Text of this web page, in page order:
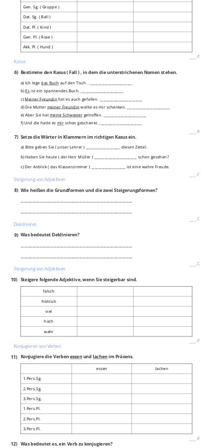
Gen. Sg. ( Gruppe )
Dat. Sg. ( Ball )
Dat. Pl. ( Kind )
Gen. Pl. ( Rose )
Akk. Pl. ( Hund )
/5P
Kasus
6) Bestimme den Kasus ( Fall ) , in dem die unterstrichenen Nomen stehen.
a) Ich legedas Buch auf den Tisch . _________________________
b)Esist ein spannendes Buch. _________________________
c)Meiner Freundinhat es auch gefallen. _________________________
d) Die Mutter meiner Freundinwollte es mir schenken. _________________________
e) Aber Sie hatmeine Schwester getroffen. _________________________
f) Und die hatte es mir schon geschenkt. _________________________
/6P
7) Setze die Wörter in Klammern im richtigen Kasus ein.
a) Bitte geben Sie ( unser Lehrer ) ____________________ diesen Zettel.
b) Haben Sie heute ( der Herr Müller ) _________________________ schon gesehen?
c) Der Anblick ( das Klassenzimmer ) ____________________ ist eine wahre Freude.
/3P
Steigerung von Adjektiven
8) Wie heißen die Grundformen und die zwei Steigerungsformen?
/3P
Deklinieren
9) Was bedeutet Deklinieren?
/2P
Steigerung von Adjektiven
10) Steigere folgende Adjektive, wenn Sie steigerbar sind.
falsch
fröhlich
viel
hoch
wahr
/5P
Konjugieren von Verben
11) Konjugiere die Verbenessenundlachenim Präsens.
essen
lachen
1.Pers.Sg.
2.Pers.Sg.
3.Pers.Sg.
1.Pers.Pl.
2.Pers.Pl.
3.Pers.Pl.
/6P
12) Was bedeutet es, ein Verb zu konjugieren?